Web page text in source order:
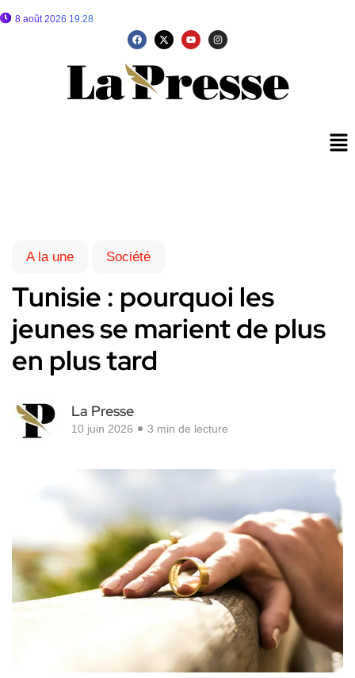
8 août 2026 19:28
A la une Société
Tunisie : pourquoi les
jeunes se marient de plus
en plus tard
La Presse
10 juin 2026 3 min de lecture